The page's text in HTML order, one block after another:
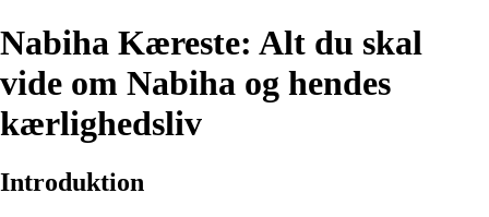
Nabiha Kæreste: Alt du skal
vide om Nabiha og hendes
kærlighedsliv
Introduktion